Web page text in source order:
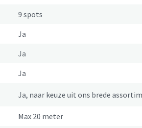
9 spots
Ja
Ja
Ja
Ja, naar keuze uit ons brede
Max 20 meter